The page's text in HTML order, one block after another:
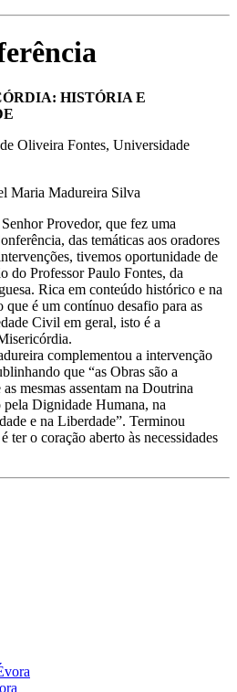
HISTÓRIA E
Oliveira Fontes, Universidade
Maria Madureira Silva
Provedor, que fez uma
das temáticas aos oradores
tivemos oportunidade de
do Professor Paulo Fontes, da
Rica em conteúdo histórico e na
é um contínuo desafio para as
Civil em geral, isto é a
complementou a intervenção
que “as Obras são a
mesmas assentam na Doutrina
Dignidade Humana, na
e na Liberdade”. Terminou
ter o coração aberto às necessidades